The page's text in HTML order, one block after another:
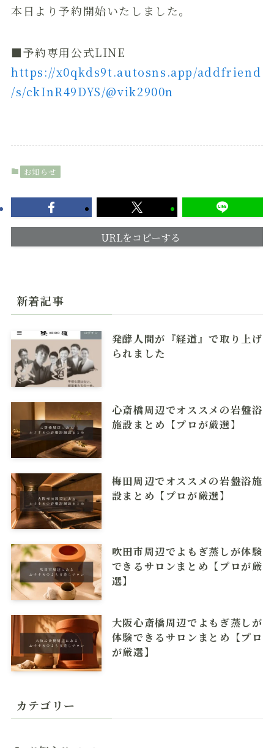
本日より予約開始いたしました。
■予約専用公式LINE
https://x0qkds9t.autosns.app/addfriend
/s/ckInR49DYS/@vik2900n
お知らせ
URLをコピーする
新着記事
発酵人間が『経道』で取り上げ
られました
心斎橋周辺でオススメの岩盤浴
施設まとめ【プロが厳選】
梅田周辺でオススメの岩盤浴施
設まとめ【プロが厳選】
吹田市周辺でよもぎ蒸しが体験
できるサロンまとめ【プロが厳
選】
大阪心斎橋周辺でよもぎ蒸しが
体験できるサロンまとめ【プロ
が厳選】
カテゴリー